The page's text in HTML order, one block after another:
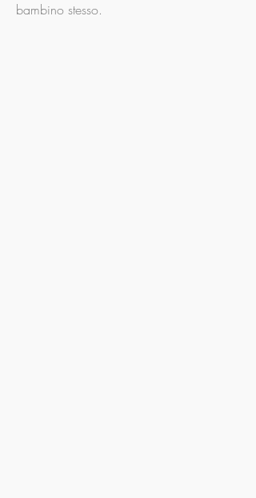
bambino stesso.